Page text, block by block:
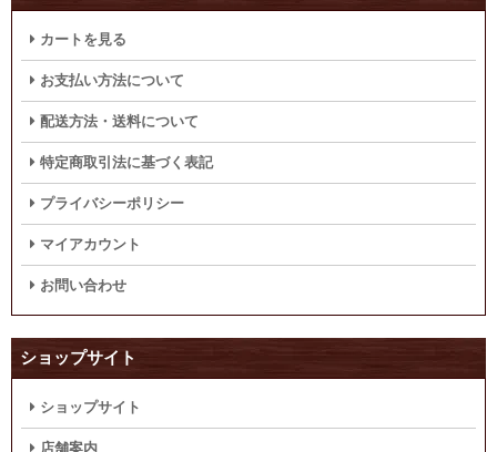
カートを見る
お支払い方法について
配送方法・送料について
特定商取引法に基づく表記
プライバシーポリシー
マイアカウント
お問い合わせ
ショップサイト
ショップサイト
店舗案内